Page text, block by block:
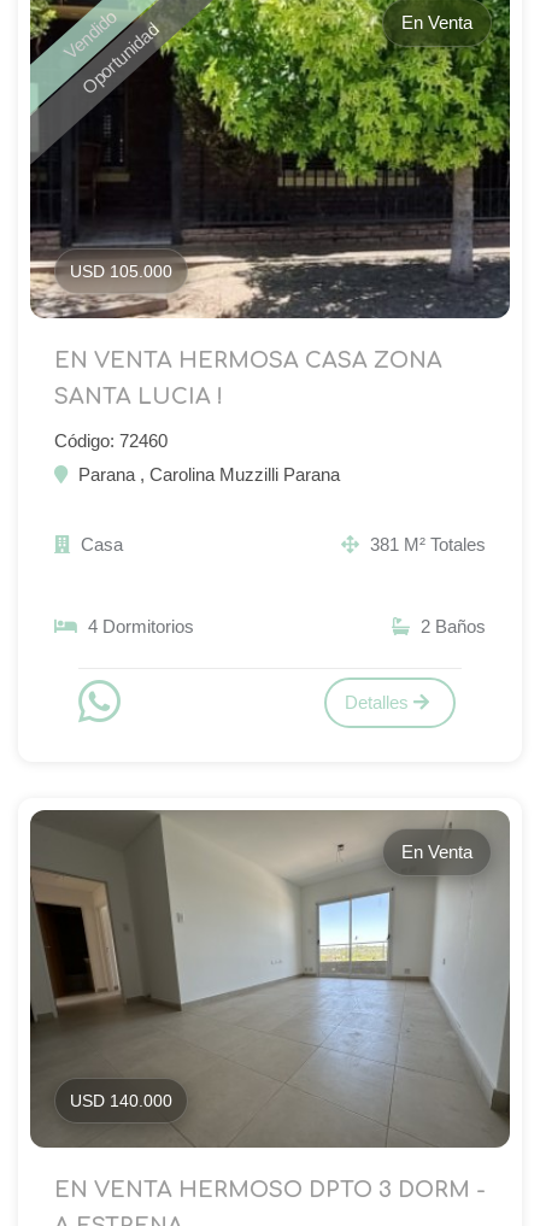
Vendido
Oportunidad En Venta
USD 105.000
EN VENTA HERMOSA CASA ZONA
SANTA LUCIA !
Código: 72460
Parana , Carolina Muzzilli Parana
Casa 381 M² Totales
4 Dormitorios 2 Baños
Detalles
En Venta
USD 140.000
EN VENTA HERMOSO DPTO 3 DORM -